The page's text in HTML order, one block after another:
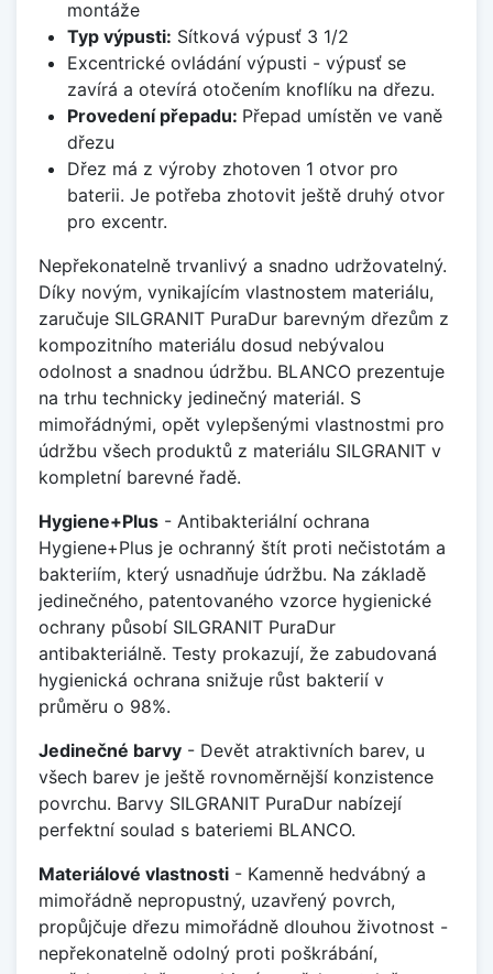
montáže
Typ výpusti: Sítková výpusť 3 1/2
Excentrické ovládání výpusti - výpusť se
zavírá a otevírá otočením knoflíku na dřezu.
Provedení přepadu: Přepad umístěn ve vaně
dřezu
Dřez má z výroby zhotoven 1 otvor pro
baterii. Je potřeba zhotovit ještě druhý otvor
pro excentr.
Nepřekonatelně trvanlivý a snadno udržovatelný.
Díky novým, vynikajícím vlastnostem materiálu,
zaručuje SILGRANIT PuraDur barevným dřezům z
kompozitního materiálu dosud nebývalou
odolnost a snadnou údržbu. BLANCO prezentuje
na trhu technicky jedinečný materiál. S
mimořádnými, opět vylepšenými vlastnostmi pro
údržbu všech produktů z materiálu SILGRANIT v
kompletní barevné řadě.
Hygiene+Plus - Antibakteriální ochrana
Hygiene+Plus je ochranný štít proti nečistotám a
bakteriím, který usnadňuje údržbu. Na základě
jedinečného, patentovaného vzorce hygienické
ochrany působí SILGRANIT PuraDur
antibakteriálně. Testy prokazují, že zabudovaná
hygienická ochrana snižuje růst bakterií v
průměru o 98%.
Jedinečné barvy - Devět atraktivních barev, u
všech barev je ještě rovnoměrnější konzistence
povrchu. Barvy SILGRANIT PuraDur nabízejí
perfektní soulad s bateriemi BLANCO.
Materiálové vlastnosti - Kamenně hedvábný a
mimořádně nepropustný, uzavřený povrch,
propůjčuje dřezu mimořádně dlouhou životnost -
nepřekonatelně odolný proti poškrábání,